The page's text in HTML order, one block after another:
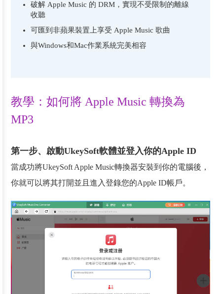
破解 Apple Music 的 DRM，實現不受限制的離線
收聽
可匯到非蘋果裝置上享受 Apple Music 歌曲
與Windows和Mac作業系統完美相容
教學：如何將 Apple Music 轉換為
MP3
第一步、啟動UkeySoft軟體並登入你的Apple ID
當成功將UkeySoft Apple Music轉換器安裝到你的電腦後，
你就可以將其打開並且進入登錄您的Apple ID帳戶。